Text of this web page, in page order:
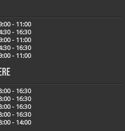
- 11:00
- 16:30
- 11:00
- 16:30
- 11:00
- 16:30
- 16:30
- 16:30
- 16:30
- 14:00